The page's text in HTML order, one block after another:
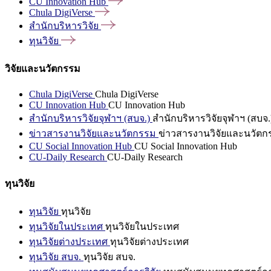
Chula DigiVerse
สำนักบริหารวิจัย
ทุนวิจัย
วิจัยและนวัตกรรม
Chula DigiVerse Chula DigiVerse
CU Innovation Hub CU Innovation Hub
สำนักบริหารวิจัยจุฬาฯ (สบจ.) สำนักบริหารวิจัยจุฬาฯ (สบจ
ข่าวสารงานวิจัยและนวัตกรรม ข่าวสารงานวิจัยและนวัตก
CU Social Innovation Hub CU Social Innovation Hub
CU-Daily Research CU-Daily Research
ทุนวิจัย
ทุนวิจัย ทุนวิจัย
ทุนวิจัยในประเทศ ทุนวิจัยในประเทศ
ทุนวิจัยต่างประเทศ ทุนวิจัยต่างประเทศ
ทุนวิจัย สบจ. ทุนวิจัย สบจ.